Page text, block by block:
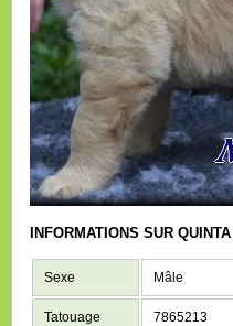
INFORMATIONS SUR
Sexe Mâle
Tatouage 7865213